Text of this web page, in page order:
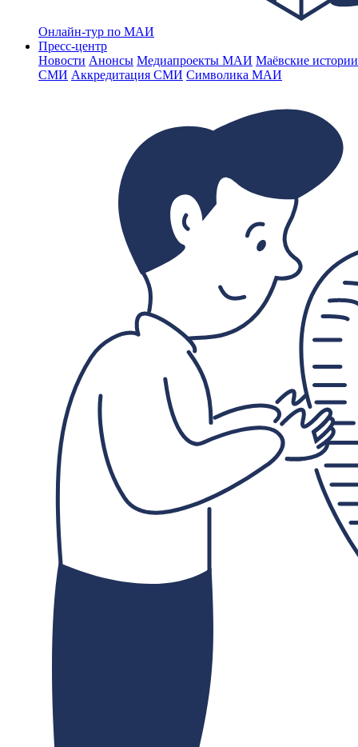
Онлайн-тур по МАИ
Пресс-центр
Новости Анонсы Медиапроекты МАИ Маёвские
СМИ Аккредитация СМИ Символика МАИ